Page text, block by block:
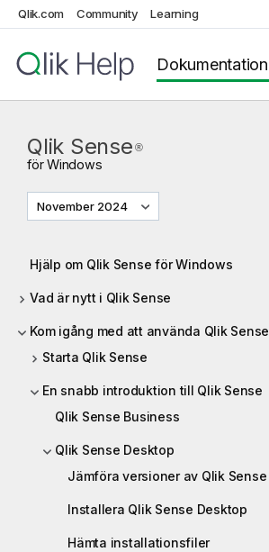
Qlik.com Community Learning
Dokumentation
Qlik Sense ®
förWindows
November 2024
Hjälp om Qlik Sense för Windows
Vad är nytt i Qlik Sense
Kom igång med att använda Qlik Sense
Starta Qlik Sense
En snabb introduktion till Qlik Sense
Qlik Sense Business
Qlik Sense Desktop
Jämföra versioner av Qlik Sense
Installera Qlik Sense Desktop
Hämta installationsfiler